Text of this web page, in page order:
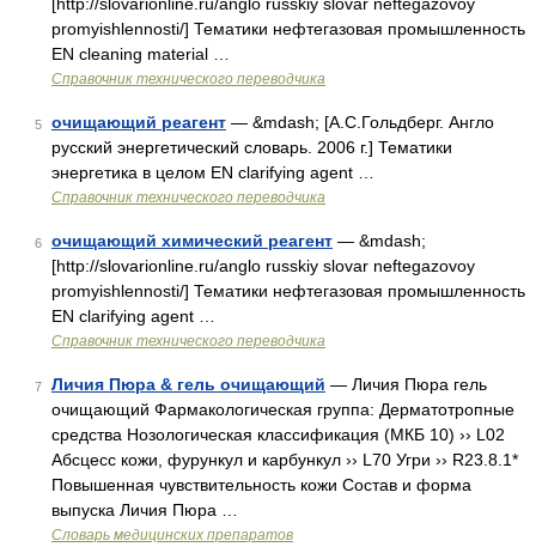
promyishlennosti/] Тематики нефтегазовая промышленность
EN cleaning material …
Справочник технического переводчика
5 очищающий реагент — &mdash; [А.С.Гольдберг. Англо
русский энергетический словарь. 2006 г.] Тематики
энергетика в целом EN clarifying agent …
Справочник технического переводчика
6 очищающий химический реагент — &mdash;
[http://slovarionline.ru/anglo russkiy slovar neftegazovoy
promyishlennosti/] Тематики нефтегазовая промышленность
EN clarifying agent …
Справочник технического переводчика
7 Личия Пюра & гель очищающий — Личия Пюра гель
очищающий Фармакологическая группа: Дерматотропные
средства Нозологическая классификация (МКБ 10) ›› L02
Абсцесс кожи, фурункул и карбункул ›› L70 Угри ›› R23.8.1*
Повышенная чувствительность кожи Состав и форма
выпуска Личия Пюра …
Словарь медицинских препаратов